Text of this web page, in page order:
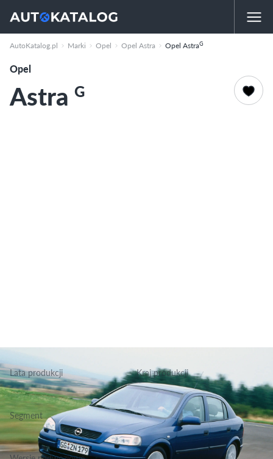
AutoKatalog.pl Marki Opel Opel Astra Opel AstraG
Opel
Astra G
Lata produkcji
1998-2006
Kraj produkcji
Belgia, Niemcy, Polska
Segment
Grupa Podstawowa, Klasa Niższa Średnia